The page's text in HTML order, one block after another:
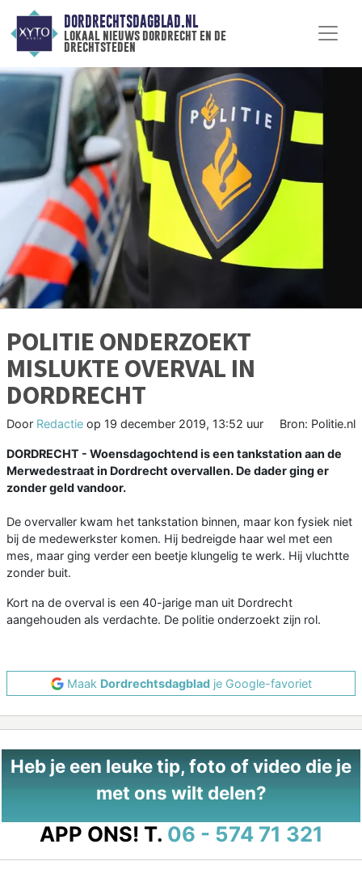
DORDRECHTSDAGBLAD.NL
lokaal nieuws dordrecht en de
drechtsteden
POLITIE ONDERZOEKT
MISLUKTE OVERVAL IN
DORDRECHT
Door Redactie op 19 december 2019, 13:52 uur Bron: Politie.nl
DORDRECHT - Woensdagochtend is een tankstation aan de
Merwedestraat in Dordrecht overvallen. De dader ging er
zonder geld vandoor.
De overvaller kwam het tankstation binnen, maar kon fysiek niet
bij de medewerkster komen. Hij bedreigde haar wel met een
mes, maar ging verder een beetje klungelig te werk. Hij vluchtte
zonder buit.
Kort na de overval is een 40-jarige man uit Dordrecht
aangehouden als verdachte. De politie onderzoekt zijn rol.
Maak Dordrechtsdagbladje Google-favoriet
Heb je een leuke tip, foto of video die je
met ons wilt delen?
APP ONS! T. 06 - 574 71 321